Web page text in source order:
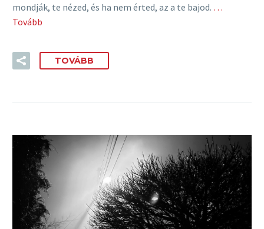
mondják, te nézed, és ha nem érted, az a te bajod. …
Tovább
TOVÁBB